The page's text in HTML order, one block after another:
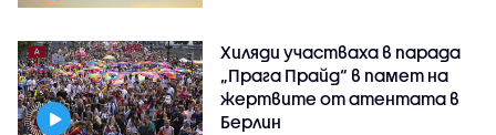
Хиляди участваха в парада
„Прага Прайд“ в памет на
жертвите от атентата в
Берлин